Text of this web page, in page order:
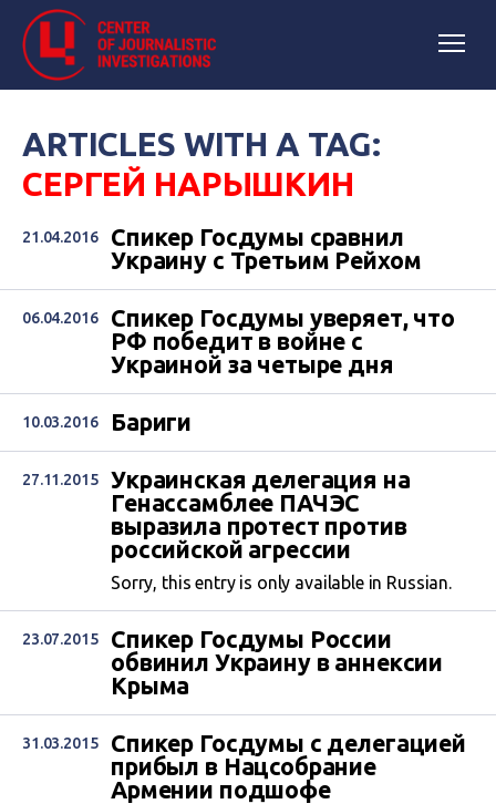
ARTICLES WITH A TAG:
СЕРГЕЙ НАРЫШКИН
21.04.2016
Спикер Госдумы сравнил
Украину с Третьим Рейхом
06.04.2016
Спикер Госдумы уверяет, что
РФ победит в войне с
Украиной за четыре дня
10.03.2016 Бариги
27.11.2015
Украинская делегация на
Генассамблее ПАЧЭС
выразила протест против
российской агрессии
Sorry, this entry is only available in Russian.
23.07.2015
Спикер Госдумы России
обвинил Украину в аннексии
Крыма
31.03.2015
Спикер Госдумы с делегацией
прибыл в Нацсобрание
Армении подшофе